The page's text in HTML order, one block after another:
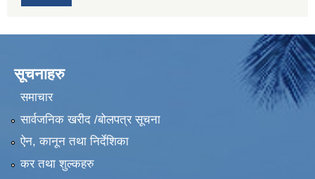
सूचनाहरु
समाचार
सार्वजनिक खरीद /बोलपत्र सूचना
ऐन, कानून तथा निर्देशिका
कर तथा शुल्कहरु